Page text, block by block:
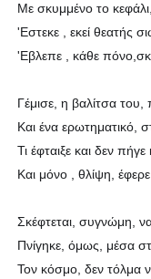
Με σκυμμένο το κεφάλι,
'Εστεκε , εκεί θεατής
'Εβλεπε , κάθε
Γέμισε, η βαλίτσα του,
Και ένα ερωτηματικό,
Τι έφταιξε και δεν πήγε
Και μόνο , θλίψη, έφερε
Σκέφτεται, συγνώμη, να
Πνίγηκε, όμως, μέσα
Τον κόσμο, δεν τόλμα να